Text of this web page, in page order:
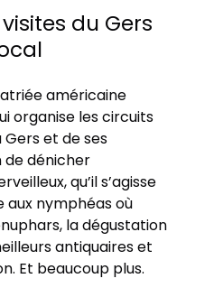
du Gers
américaine
organise les circuits
et de ses
de dénicher
qu’il s’agisse
nymphéas où
la dégustation
antiquaires et
Et beaucoup plus.